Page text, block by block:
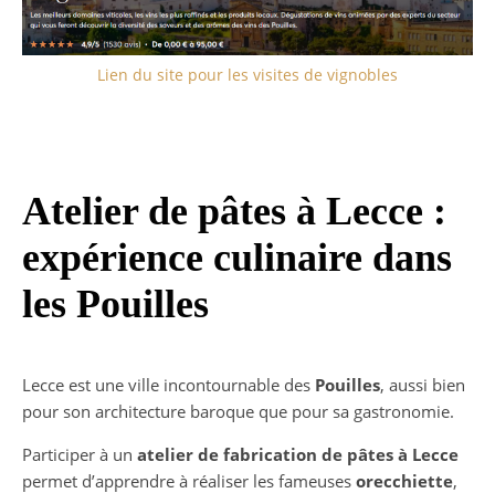
Lien du site pour les visites de vignobles
Atelier de pâtes à Lecce :
expérience culinaire dans
les Pouilles
Lecce est une ville incontournable des Pouilles, aussi bien
pour son architecture baroque que pour sa gastronomie.
Participer à un atelier de fabrication de pâtes à Lecce
permet d’apprendre à réaliser les fameuses orecchiette,